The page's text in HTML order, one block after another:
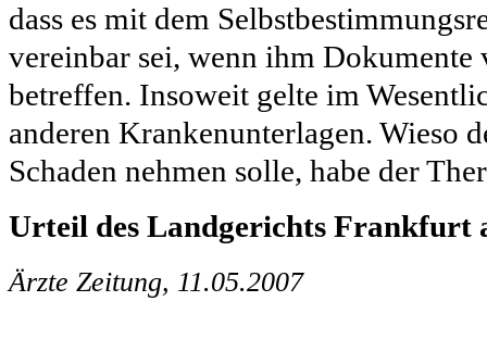
dass es mit dem
vereinbar sei, wenn ihm
betreffen. Insoweit gelte im
anderen Krankenunterlagen. Wieso
Schaden nehmen solle, habe der
Urteil des Landgerichts Frankfurt
Ärzte Zeitung, 11.05.2007